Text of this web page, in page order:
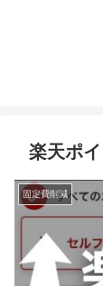
楽天ポ
固定費削減